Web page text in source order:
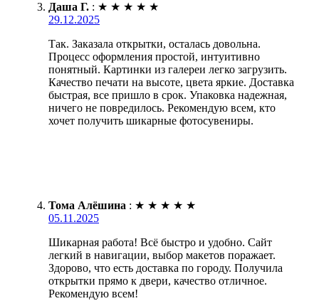
Даша Г. : ★ ★ ★ ★ ★
29.12.2025
Так. Заказала открытки, осталась довольна.
Процесс оформления простой, интуитивно
понятный. Картинки из галереи легко загрузить.
Качество печати на высоте, цвета яркие. Доставка
быстрая, все пришло в срок. Упаковка надежная,
ничего не повредилось. Рекомендую всем, кто
хочет получить шикарные фотосувениры.
Тома Алёшина : ★ ★ ★ ★ ★
05.11.2025
Шикарная работа! Всё быстро и удобно. Сайт
легкий в навигации, выбор макетов поражает.
Здорово, что есть доставка по городу. Получила
открытки прямо к двери, качество отличное.
Рекомендую всем!